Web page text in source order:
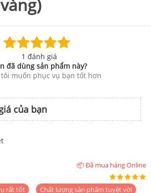
1 đánh giá
đã dùng sản phẩm này?
tôi muốn phục vụ bạn tốt hơn
của bạn
📦 Đã mua hàng Online
rất tốt Chất lượng sản phẩm tuyệt vời